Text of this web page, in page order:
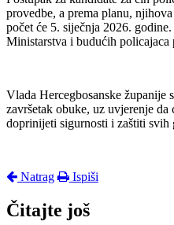
provedbe, a prema planu,
počet će 5. siječnja 2026.
Ministarstva i budućih
Vlada Hercegbosanske županije
završetak obuke, uz uvjerenje
doprinijeti sigurnosti i zaštiti svih
Natrag Ispiši
Čitajte još